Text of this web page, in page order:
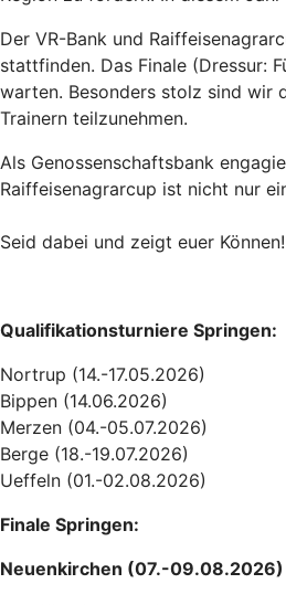
Der VR-Bank und
stattfinden. Das Finale (Dressur:
warten. Besonders stolz sind wir
Trainern teilzunehmen.
Als Genossenschaftsbank
Raiffeisenagrarcup ist nicht nur
Seid dabei und zeigt euer
Qualifikationsturniere Springen:
Nortrup (14.-17.05.2026)
Bippen (14.06.2026)
Merzen (04.-05.07.2026)
Berge (18.-19.07.2026)
Ueffeln (01.-02.08.2026)
Finale Springen:
Neuenkirchen (07.-09.08.2026)